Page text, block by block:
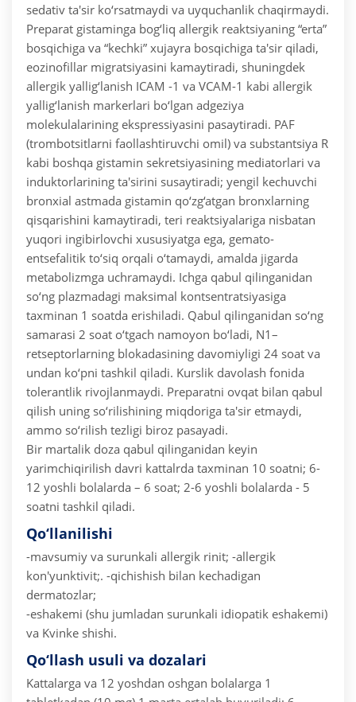
sedativ ta'sir ko‘rsatmaydi va uyquchanlik chaqirmaydi.
Preparat gistaminga bog‘liq allergik reaktsiyaning “erta”
bosqichiga va “kechki” xujayra bosqichiga ta'sir qiladi,
eozinofillar migratsiyasini kamaytiradi, shuningdek
allergik yallig‘lanish ICAM -1 va VCAM-1 kabi allergik
yallig‘lanish markerlari bo‘lgan adgeziya
molekulalarining ekspressiyasini pasaytiradi. PAF
(trombotsitlarni faollashtiruvchi omil) va substantsiya R
kabi boshqa gistamin sekretsiyasining mediatorlari va
induktorlarining ta'sirini susaytiradi; yengil kechuvchi
bronxial astmada gistamin qo‘zg‘atgan bronxlarning
qisqarishini kamaytiradi, teri reaktsiyalariga nisbatan
yuqori ingibirlovchi xususiyatga ega, gemato-
entsefalitik to‘siq orqali o‘tamaydi, amalda jigarda
metabolizmga uchramaydi. Ichga qabul qilinganidan
so‘ng plazmadagi maksimal kontsentratsiyasiga
taxminan 1 soatda erishiladi. Qabul qilinganidan so‘ng
samarasi 2 soat o‘tgach namoyon bo‘ladi, N1–
retseptorlarning blokadasining davomiyligi 24 soat va
undan ko‘pni tashkil qiladi. Kurslik davolash fonida
tolerantlik rivojlanmaydi. Preparatni ovqat bilan qabul
qilish uning so‘rilishining miqdoriga ta'sir etmaydi,
ammo so‘rilish tezligi biroz pasayadi.
Bir martalik doza qabul qilinganidan keyin
yarimchiqirilish davri kattalrda taxminan 10 soatni; 6-
12 yoshli bolalarda – 6 soat; 2-6 yoshli bolalarda - 5
soatni tashkil qiladi.
Qo‘llanilishi
-mavsumiy va surunkali allergik rinit; -allergik
kon'yunktivit;. -qichishish bilan kechadigan
dermatozlar;
-eshakemi (shu jumladan surunkali idiopatik eshakemi)
va Kvinke shishi.
Qo‘llash usuli va dozalari
Kattalarga va 12 yoshdan oshgan bolalarga 1